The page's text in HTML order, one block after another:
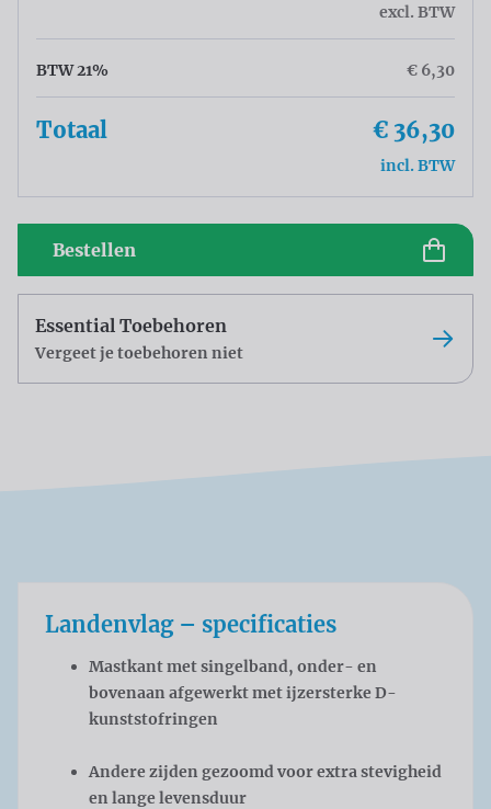
excl. BTW
BTW 21% € 6,30
Totaal € 36,30
incl. BTW
Bestellen
Essential Toebehoren
Vergeet je toebehoren niet
Landenvlag – specificaties
Mastkant met singelband, onder- en
bovenaan afgewerkt met ijzersterke D-
kunststofringen
Andere zijden gezoomd voor extra stevigheid
en lange levensduur